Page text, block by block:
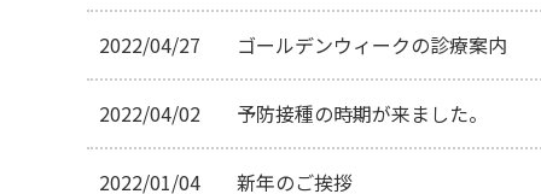
2022/04/27 ゴールデンウィークの診療案内
2022/04/02 予防接種の時期が来ました。
2022/01/04 新年のご挨拶